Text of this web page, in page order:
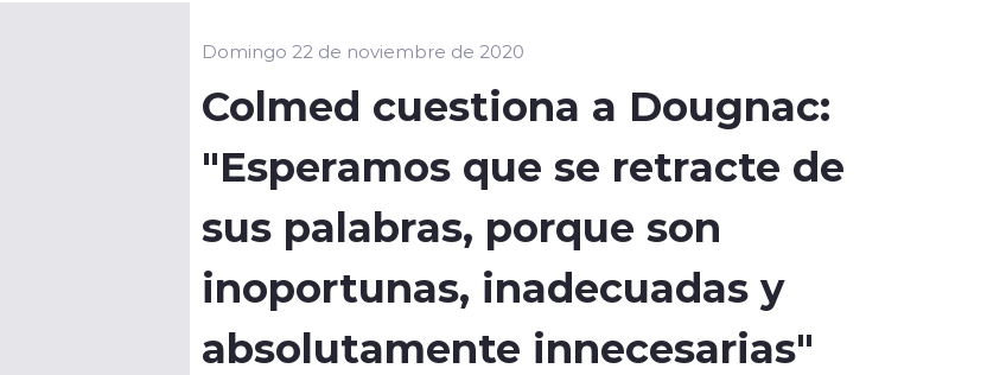
Domingo 22 de noviembre de 2020
Colmed cuestiona a Dougnac:
"Esperamos que se retracte de
sus palabras, porque son
inoportunas, inadecuadas y
absolutamente innecesarias"